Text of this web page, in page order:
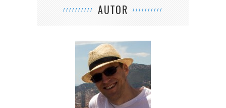
AUTOR